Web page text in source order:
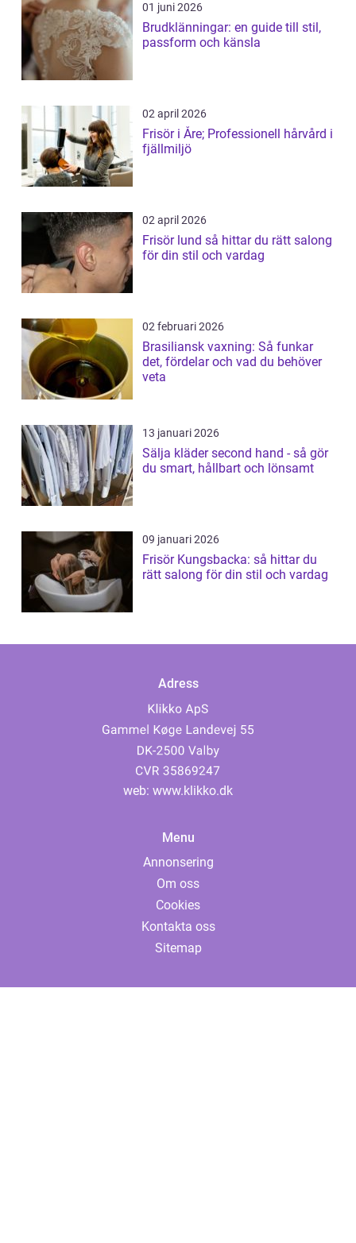
01 juni 2026
Brudklänningar: en guide till stil,
passform och känsla
02 april 2026
Frisör i Åre; Professionell hårvård i
fjällmiljö
02 april 2026
Frisör lund så hittar du rätt salong
för din stil och vardag
02 februari 2026
Brasiliansk vaxning: Så funkar
det, fördelar och vad du behöver
veta
13 januari 2026
Sälja kläder second hand - så gör
du smart, hållbart och lönsamt
09 januari 2026
Frisör Kungsbacka: så hittar du
rätt salong för din stil och vardag
Adress
web: www.klikko.dk
Menu
Annonsering
Om oss
Cookies
Kontakta oss
Sitemap